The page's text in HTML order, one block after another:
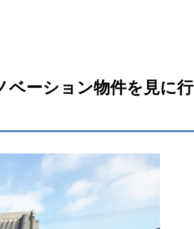
ベーション物件を見に行